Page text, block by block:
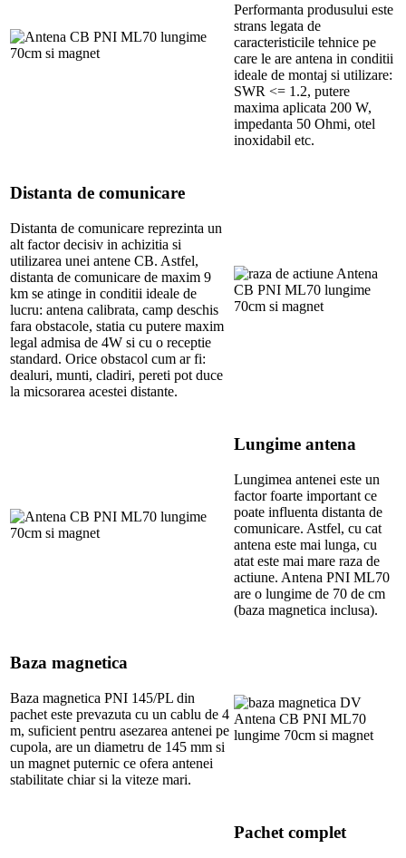
Performanta produsului este
strans legata de
caracteristicile tehnice pe
care le are antena in conditii
ideale de montaj si utilizare:
SWR <= 1.2, putere
maxima aplicata 200 W,
impedanta 50 Ohmi, otel
inoxidabil etc.
Distanta de comunicare
Distanta de comunicare reprezinta un
alt factor decisiv in achizitia si
utilizarea unei antene CB. Astfel,
distanta de comunicare de maxim 9
km se atinge in conditii ideale de
lucru: antena calibrata, camp deschis
fara obstacole, statia cu putere maxim
legal admisa de 4W si cu o receptie
standard. Orice obstacol cum ar fi:
dealuri, munti, cladiri, pereti pot duce
la micsorarea acestei distante.
Lungime antena
Lungimea antenei este un
factor foarte important ce
poate influenta distanta de
comunicare. Astfel, cu cat
antena este mai lunga, cu
atat este mai mare raza de
actiune. Antena PNI ML70
are o lungime de 70 de cm
(baza magnetica inclusa).
Baza magnetica
Baza magnetica PNI 145/PL din
pachet este prevazuta cu un cablu de 4
m, suficient pentru asezarea antenei pe
cupola, are un diametru de 145 mm si
un magnet puternic ce ofera antenei
stabilitate chiar si la viteze mari.
Pachet complet